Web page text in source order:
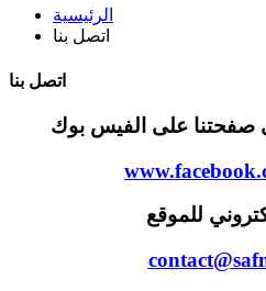
الرئيسية
اتصل بنا
اتصل بنا
صفحتنا على الفيس بوك
للموقع